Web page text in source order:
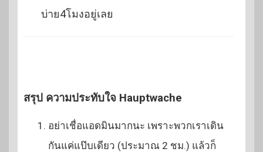
บ่าย4โมงอยู่เลย
สรุป ความประทับใจ Hauptwache
อย่าเชื่อแอดมินมากนะ เพราะพวกเราเดิน
กันแค่แป๊บเดียว (ประมาณ 2 ชม.) แล้วก็